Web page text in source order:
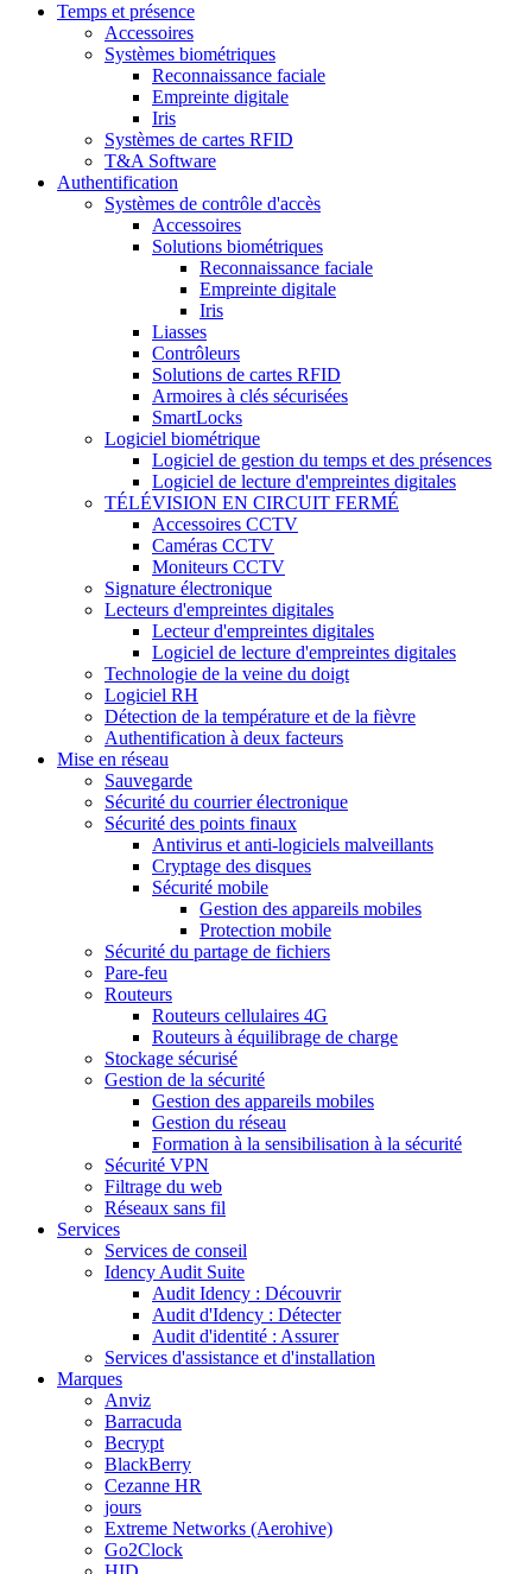
Temps et présence
Accessoires
Systèmes biométriques
Reconnaissance faciale
Empreinte digitale
Iris
Systèmes de cartes RFID
T&A Software
Authentification
Systèmes de contrôle d'accès
Accessoires
Solutions biométriques
Reconnaissance faciale
Empreinte digitale
Iris
Liasses
Contrôleurs
Solutions de cartes RFID
Armoires à clés sécurisées
SmartLocks
Logiciel biométrique
Logiciel de gestion du temps et des présences
Logiciel de lecture d'empreintes digitales
TÉLÉVISION EN CIRCUIT FERMÉ
Accessoires CCTV
Caméras CCTV
Moniteurs CCTV
Signature électronique
Lecteurs d'empreintes digitales
Lecteur d'empreintes digitales
Logiciel de lecture d'empreintes digitales
Technologie de la veine du doigt
Logiciel RH
Détection de la température et de la fièvre
Authentification à deux facteurs
Mise en réseau
Sauvegarde
Sécurité du courrier électronique
Sécurité des points finaux
Antivirus et anti-logiciels malveillants
Cryptage des disques
Sécurité mobile
Gestion des appareils mobiles
Protection mobile
Sécurité du partage de fichiers
Pare-feu
Routeurs
Routeurs cellulaires 4G
Routeurs à équilibrage de charge
Stockage sécurisé
Gestion de la sécurité
Gestion des appareils mobiles
Gestion du réseau
Formation à la sensibilisation à la sécurité
Sécurité VPN
Filtrage du web
Réseaux sans fil
Services
Services de conseil
Idency Audit Suite
Audit Idency : Découvrir
Audit d'Idency : Détecter
Audit d'identité : Assurer
Services d'assistance et d'installation
Marques
Anviz
Barracuda
Becrypt
BlackBerry
Cezanne HR
jours
Extreme Networks (Aerohive)
Go2Clock